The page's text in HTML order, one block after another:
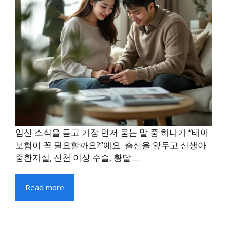
임신 소식을 듣고 가장 먼저 묻는 말 중 하나가 “태아
보험이 꼭 필요할까요?”예요. 출산을 앞두고 신생아
중환자실, 선천 이상 수술, 황달 ...
Read more